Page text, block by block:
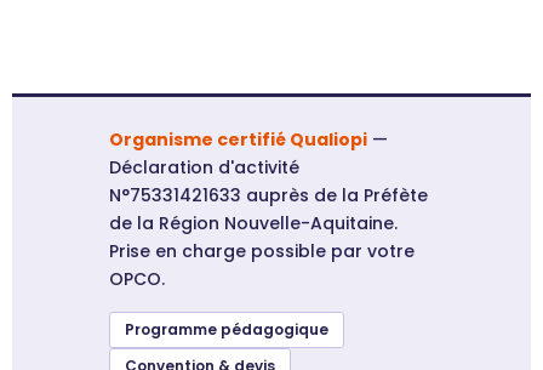
Organisme certifié Qualiopi —
Déclaration d'activité
N°75331421633 auprès de la Préfète
de la Région Nouvelle-Aquitaine.
Prise en charge possible par votre
OPCO.
Programme pédagogique
Convention & devis